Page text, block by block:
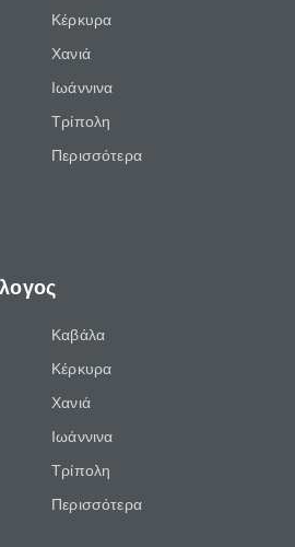
Κέρκυρα
Χανιά
Ιωάννινα
Τρίπολη
Περισσότερα
Καβάλα
Κέρκυρα
Χανιά
Ιωάννινα
Τρίπολη
Περισσότερα